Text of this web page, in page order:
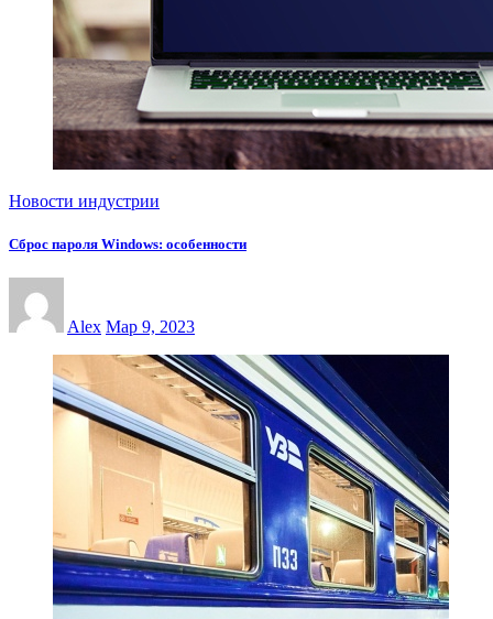
Новости индустрии
Сброс пароля Windows: особенности
Alex Мар 9, 2023